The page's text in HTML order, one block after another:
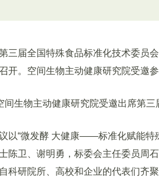
届全国特殊食品标准化技术委员会(
开。空间生物主动健康研究院受邀参
“微发酵 大健康——标准化赋能特
陈卫、谢明勇，标委会主任委员周
科研院所、高校和企业的代表们齐